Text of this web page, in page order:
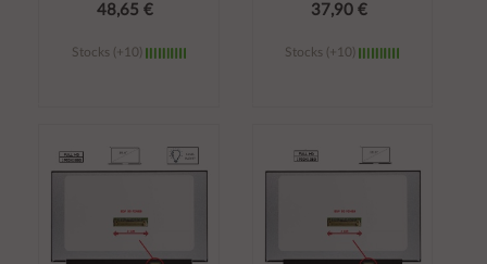
48,65 €
Stocks (+10)
carrito
37,90 €
Stocks (+10)
carrito